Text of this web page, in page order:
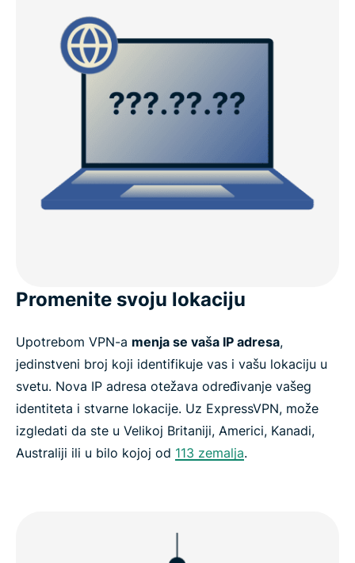
Promenite svoju lokaciju
Upotrebom VPN-a menja se vaša IP adresa,
jedinstveni broj koji identifikuje vas i vašu lokaciju u
svetu. Nova IP adresa otežava određivanje vašeg
identiteta i stvarne lokacije. Uz ExpressVPN, može
izgledati da ste u Velikoj Britaniji, Americi, Kanadi,
Australiji ili u bilo kojoj od 113 zemalja.